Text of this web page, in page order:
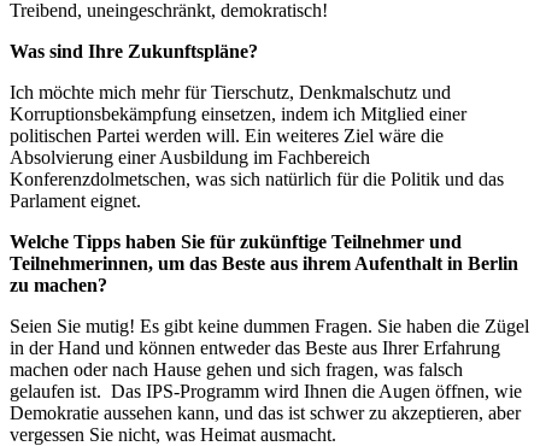
Treibend, uneingeschränkt, demokratisch!
Was sind Ihre Zukunftspläne?
Ich möchte mich mehr für Tierschutz, Denkmalschutz und
Korruptionsbekämpfung einsetzen, indem ich Mitglied einer
politischen Partei werden will. Ein weiteres Ziel wäre die
Absolvierung einer Ausbildung im Fachbereich
Konferenzdolmetschen, was sich natürlich für die Politik und das
Parlament eignet.
Welche Tipps haben Sie für zukünftige Teilnehmer und
Teilnehmerinnen, um das Beste aus ihrem Aufenthalt in Berlin
zu machen?
Seien Sie mutig! Es gibt keine dummen Fragen. Sie haben die Zügel
in der Hand und können entweder das Beste aus Ihrer Erfahrung
machen oder nach Hause gehen und sich fragen, was falsch
gelaufen ist. Das IPS-Programm wird Ihnen die Augen öffnen, wie
Demokratie aussehen kann, und das ist schwer zu akzeptieren, aber
vergessen Sie nicht, was Heimat ausmacht.